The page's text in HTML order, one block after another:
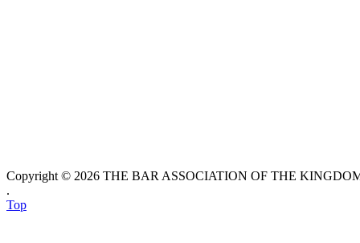
Copyright © 2026 THE BAR ASSOCIATION OF THE
.
Top